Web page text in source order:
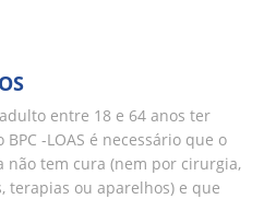
entre 18 e 64 anos ter
BPC -LOAS é necessário que o
não tem cura (nem por cirurgia,
terapias ou aparelhos) e que